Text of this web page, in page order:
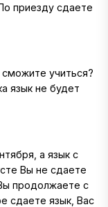
приезду сдаете
учиться?
язык не будет
а язык с
Вы не сдаете
продолжаете с
сдаете язык, Вас